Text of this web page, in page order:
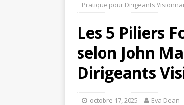
Pratique pour Dirigeants
Les 5 Piliers
selon John
Dirigeants
octobre 17, 2025 Eva Dean